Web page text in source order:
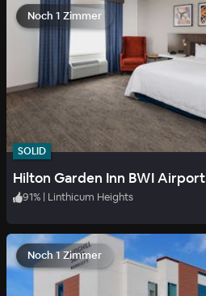
Noch 1 Zimmer
SOLID
Hilton Garden Inn BWI Airport
91% | Linthicum Heights
Noch 1 Zimmer